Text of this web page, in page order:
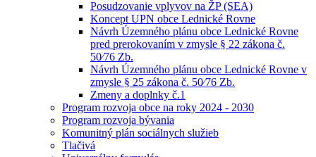
Posudzovanie vplyvov na ŽP (SEA)
Koncept UPN obce Lednické Rovne
Návrh Územného plánu obce Lednické Rovne
pred prerokovaním v zmysle § 22 zákona č.
50⁄76 Zb.
Návrh Územného plánu obce Lednické Rovne v
zmysle § 25 zákona č. 50⁄76 Zb.
Zmeny a doplnky č.1
Program rozvoja obce na roky 2024 - 2030
Program rozvoja bývania
Komunitný plán sociálnych služieb
Tlačivá